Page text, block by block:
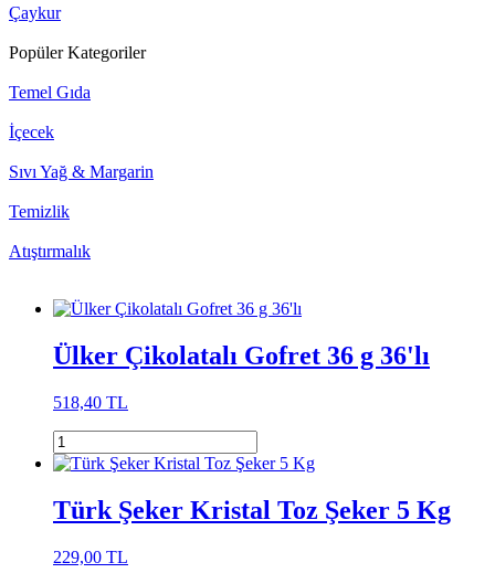
Çaykur
Popüler Kategoriler
Temel Gıda
İçecek
Sıvı Yağ & Margarin
Temizlik
Atıştırmalık
Ülker Çikolatalı Gofret 36 g 36'lı
518,40 TL
Türk Şeker Kristal Toz Şeker 5 Kg
229,00 TL